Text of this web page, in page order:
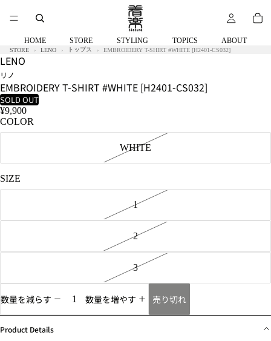
HOME STORE STYLING TOPICS ABOUT
STORE LENO トップス EMBROIDERY T-SHIRT #WHITE [H2401-CS032]
ズ:2
LENO
リノ
EMBROIDERY T-SHIRT #WHITE [H2401-CS032]
SOLD OUT
¥9,900
COLOR
WHITE
SIZE
1
2
3
数量を減らす 数量を増やす 売り切れ
Product Details